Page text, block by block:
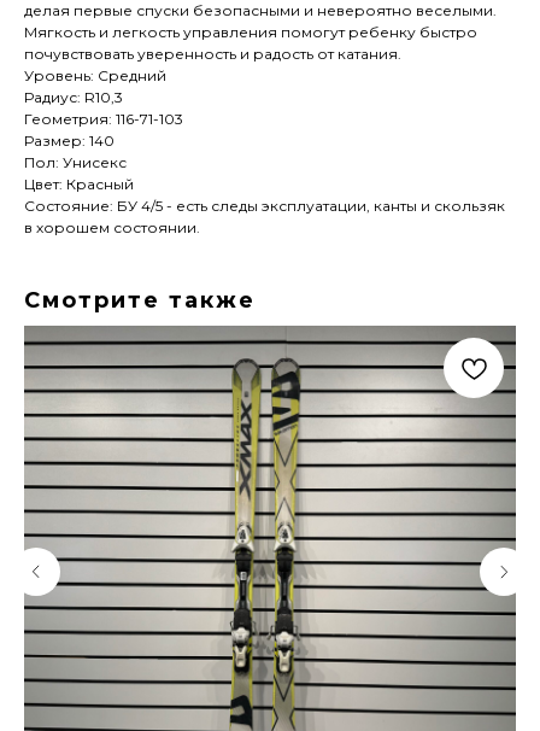
делая первые спуски безопасными и невероятно веселыми.
Мягкость и легкость управления помогут ребенку быстро
почувствовать уверенность и радость от катания.
Уровень: Средний
Радиус: R10,3
Геометрия: 116-71-103
Размер: 140
Пол: Унисекс
Цвет: Красный
Состояние: БУ 4/5 - есть следы эксплуатации, канты и скользяк
в хорошем состоянии.
Смотрите также